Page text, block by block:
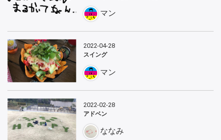
マン
2022-04-28
スイング
マン
2022-02-28
アドベン
ななみ